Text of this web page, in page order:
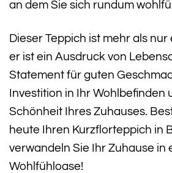
an dem Sie sich rundum
Dieser Teppich ist mehr als
er ist ein Ausdruck von
Statement für guten
Investition in Ihr Wohlbefinden
Schönheit Ihres Zuhauses.
heute Ihren Kurzflorteppich in
verwandeln Sie Ihr Zuhause in
Wohlfühloase!